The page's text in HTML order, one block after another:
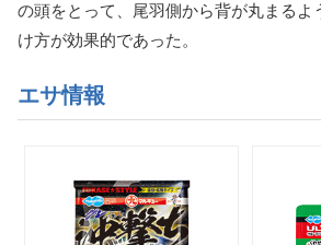
の頭をとって、尾羽側から背が丸まるよ
け方が効果的であった。
エサ情報